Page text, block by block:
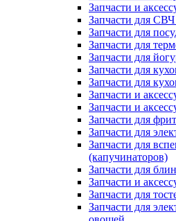
Запчасти и
Запчасти для
Запчасти для
Запчасти для
Запчасти для
Запчасти для
Запчасти для
Запчасти и
Запчасти и
Запчасти для
Запчасти для
Запчасти для
(капучинаторов)
Запчасти для
Запчасти и
Запчасти для
Запчасти для